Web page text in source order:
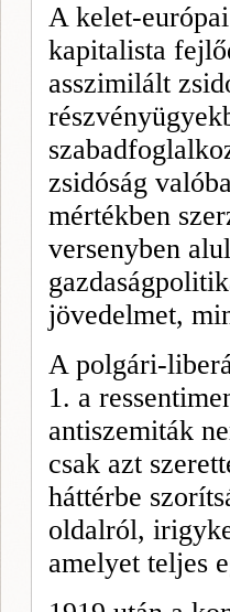
A kelet-
kapitalista
asszimilált
zsidóság való
mértékben
versenyben
jövedelmet,
A polgári-
1. a
antiszemiták
csak azt
háttérbe
oldalról,
amelyet teljes